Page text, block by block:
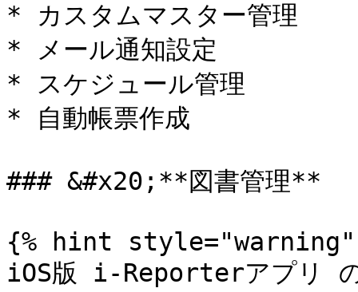
* カスタムマスター管理
* メール通知設定
* スケジュール管理
* 自動帳票作成
### &#x20;**図書管理**
{% hint style="warning"
iOS版 i-Reporterアプリ